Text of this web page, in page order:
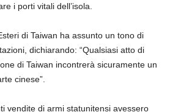
i porti vitali dell’isola.
di Taiwan ha assunto un tono di
dichiarando: “Qualsiasi atto di
di Taiwan incontrerà sicuramente un
cinese”.
vendite di armi statunitensi avessero